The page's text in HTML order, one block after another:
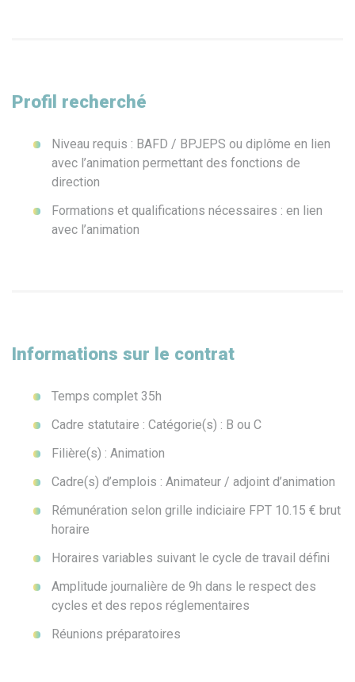
Profil recherché
Niveau requis : BAFD / BPJEPS ou diplôme en lien
avec l’animation permettant des fonctions de
direction
Formations et qualifications nécessaires : en lien
avec l’animation
Informations sur le contrat
Temps complet 35h
Cadre statutaire : Catégorie(s) : B ou C
Filière(s) : Animation
Cadre(s) d’emplois : Animateur / adjoint d’animation
Rémunération selon grille indiciaire FPT 10.15 € brut
horaire
Horaires variables suivant le cycle de travail défini
Amplitude journalière de 9h dans le respect des
cycles et des repos réglementaires
Réunions préparatoires